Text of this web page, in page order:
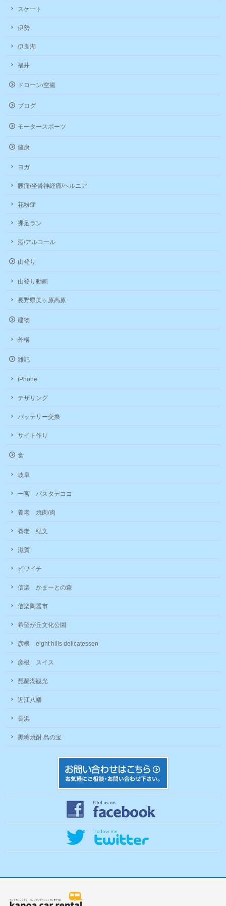
スケート
伊勢
伊良湖
福井
ドローン/空撮
ブログ
モータースポーツ
健康
ヨガ
腰痛/坐骨神経痛/ヘルニア
花粉症
裸足ラン
酒/アルコール
山登り
山登り動画
長野県美ヶ原高原
建物
外構
雑記
iPhone
テザリング
バッテリー交換
サイト作り
食
岐阜
一宮 パスタデココ
養老 焼肉/肉
養老 紀文
滋賀
ビワイチ
信楽 かまーとの森
信楽陶器市
希望が丘文化公園
彦根 eight hills delicatessen
彦根 スイス
琵琶湖観光
近江八幡
長浜
黒糖焼酎 島の宝